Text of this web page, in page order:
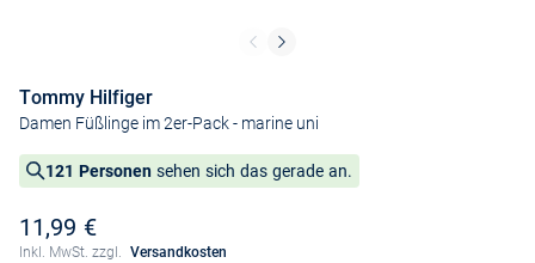
Tommy Hilfiger
Damen Füßlinge im 2er-Pack- marine uni
121 Personen sehen sich das gerade an.
11,99 €
Inkl. MwSt. zzgl. Versandkosten